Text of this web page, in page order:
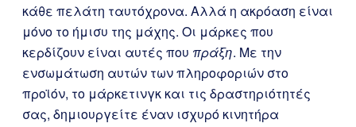
κάθε πελάτη ταυτόχρονα. Αλλά η ακρόαση είναι
μόνο το ήμισυ της μάχης. Οι μάρκες που
κερδίζουν είναι αυτές που πράξη. Με την
ενσωμάτωση αυτών των πληροφοριών στο
προϊόν, το μάρκετινγκ και τις δραστηριότητές
σας, δημιουργείτε έναν ισχυρό κινητήρα